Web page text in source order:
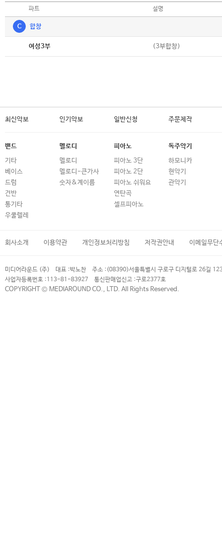
파트 설명
C 합창
여성3부 (3부합창)
최신악보 인기악보 일반신청 주문제작
밴드
기타
베이스
드럼
건반
통기타
우쿨렐레
멜로디
멜로디
멜로디-큰가사
숫자&계이름
피아노
피아노 3단
피아노 2단
피아노 쉬워요
연탄곡
셀프피아노
독주악기
하모니카
현악기
관악기
회사소개 이용약관 개인정보처리방침 저작권안내 이메일무단
미디어라운드 (주) 대표 :박노찬 주소 : (08390)서울특별시 구로구 디지털로 26길
사업자등록번호 :113-81-83927 통신판매업신고 :구로2377호
COPYRIGHT © MEDIAROUND CO., LTD. All Rights Reserved.